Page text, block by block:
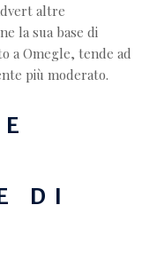
altre
la sua base di
a Omegle, tende ad
più moderato.
DI